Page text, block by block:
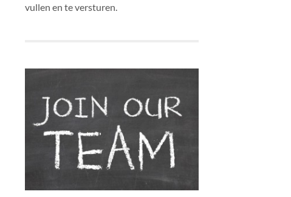
vullen en te versturen.